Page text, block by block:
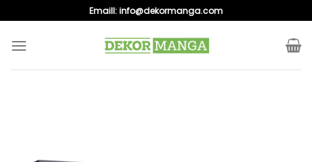
to
content
Emaill:info@dekormanga.com